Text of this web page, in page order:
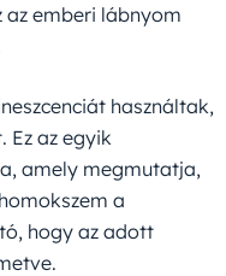
az emberi lábnyom
használtak,
az egyik
amely megmutatja,
a
hogy az adott